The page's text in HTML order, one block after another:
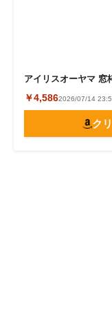
アイリスオーヤマ 窓
￥4,5862026/07/14
ク